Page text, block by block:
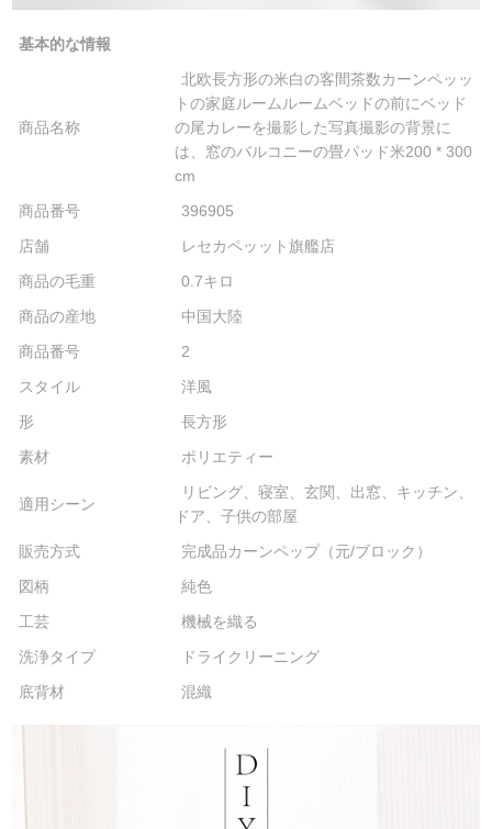
基本的な情報
商品名称
北欧長方形の米白の客間茶数カーンペッッ
トの家庭ルームルームベッドの前にベッド
の尾カレーを撮影した写真撮影の背景に
は、窓のバルコニーの畳パッド米200 * 300
cm
商品番号
396905
店舗
レセカペッット旗艦店
商品の毛重
0.7キロ
商品の産地
中国大陸
商品番号
2
スタイル
洋風
形
長方形
素材
ポリエティー
適用シーン
リビング、寝室、玄関、出窓、キッチン、
ドア、子供の部屋
販売方式
完成品カーンペップ（元/ブロック）
図柄
純色
工芸
機械を織る
洗浄タイプ
ドライクリーニング
底背材
混織